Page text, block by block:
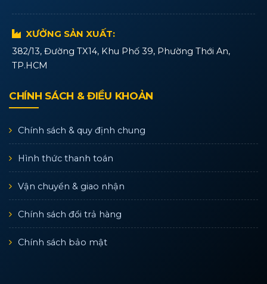
XƯỞNG SẢN XUẤT:
382/13, Đường TX14, Khu Phố 39, Phường Thới An,
TP.HCM
CHÍNH SÁCH & ĐIỀU KHOẢN
Chính sách & quy định chung
Hình thức thanh toán
Vận chuyển & giao nhận
Chính sách đổi trả hàng
Chính sách bảo mật